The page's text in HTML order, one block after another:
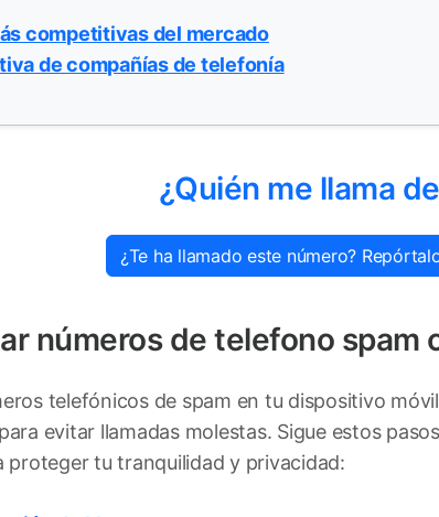
competitivas del mercado
de compañías de telefonía
¿Quién me llama
¿Te ha llamado este número?
números de telefono
telefónicos de spam en tu dispositivo
evitar llamadas molestas. Sigue estos
proteger tu tranquilidad y privacidad: